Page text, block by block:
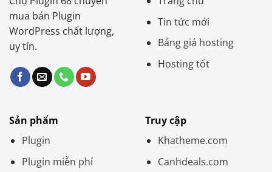
mua bán Plugin
WordPress chất lượng,
uy tín.
Tin tức mới
Bảng giá hosting
Hosting tốt
Sản phẩm
Plugin
Plugin miễn phí
Truy cập
Khatheme.com
Canhdeals.com